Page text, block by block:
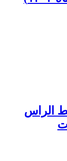
الراس